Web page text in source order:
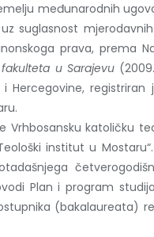
međunarodnih
suglasnost
prava, prema
u Sarajevu
katoličku
institut u
Plan i program
(bakalaureata)